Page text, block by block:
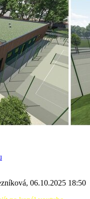
06.10.2025 18:50